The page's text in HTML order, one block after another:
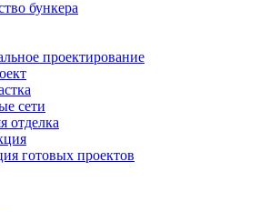
бункера
проектирование
сети
отделка
готовых проектов